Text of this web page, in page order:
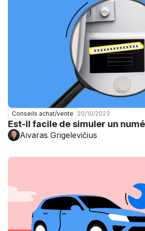
Conseils achat/vente 20/10/2023
Est-il facile de simuler un
Aivaras Grigelevičius